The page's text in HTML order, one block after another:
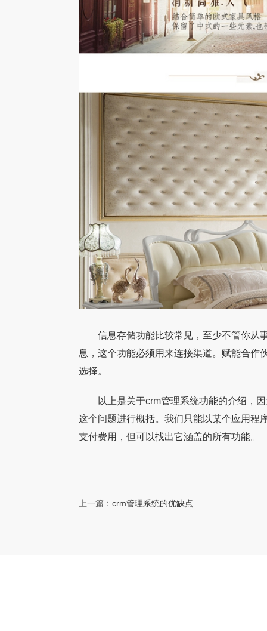
信息存储功能比较常见，至少不管你从
息，这个功能必须用来连接渠道。赋能合作
选择。
以上是关于crm管理系统功能的介绍，因
这个问题进行概括。我们只能以某个应用程
支付费用，但可以找出它涵盖的所有功能。
上一篇： crm管理系统的优缺点